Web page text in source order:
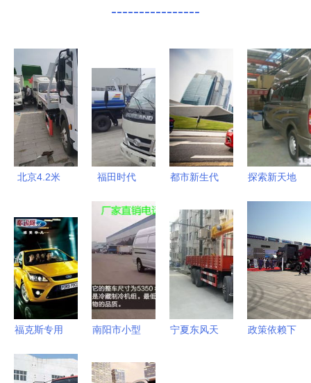
----------------
北京4.2米
销售指南
选车要点与
专用汽车选
购建议
福田时代
车 高效环
保的小型洒
水车首选
都市新生代
两厢精品致
悦，尽显灵
动风尚
探索新天地
用汽车销
售，开启您
的移动旅居
生活新篇章
福克斯专用
手齐齐网，
南阳市小型
冷藏车销售
宁夏东风天
政策依赖下